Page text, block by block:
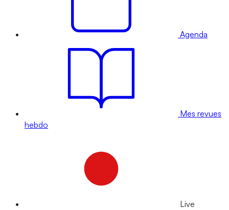
Agenda
Mes revues
hebdo
Live